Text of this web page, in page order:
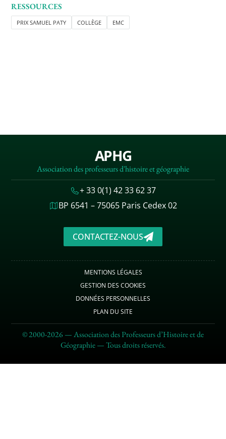
RESSOURCES
PRIX SAMUEL PATY COLLÈGE EMC
APHG
Association des professeurs d'histoire et géographie
+ 33 0(1) 42 33 62 37
BP 6541 – 75065 Paris Cedex 02
CONTACTEZ-NOUS
MENTIONS LÉGALES
GESTION DES COOKIES
DONNÉES PERSONNELLES
PLAN DU SITE
© 2000-2026 — Association des Professeurs d’Histoire et de
Géographie — Tous droits réservés.